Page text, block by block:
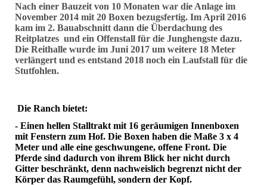
Nach einer Bauzeit von 10 Monaten war die Anlage im
November 2014 mit 20 Boxen bezugsfertig. Im April 2016
kam im 2. Bauabschnitt dann die Überdachung des
Reitplatzes und ein Offenstall für die Junghengste dazu.
Die Reithalle wurde im Juni 2017 um weitere 18 Meter
verlängert und es entstand 2018 noch ein Laufstall für die
Stutfohlen.
Die Ranch bietet:
- Einen hellen Stalltrakt mit 16 geräumigen Innenboxen
mit Fenstern zum Hof. Die Boxen haben die Maße 3 x 4
Meter und alle eine geschwungene, offene Front. Die
Pferde sind dadurch von ihrem Blick her nicht durch
Gitter beschränkt, denn nachweislich begrenzt nicht der
Körper das Raumgefühl, sondern der Kopf.